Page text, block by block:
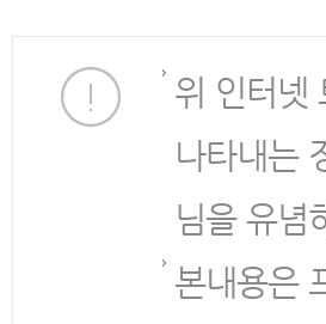
위 인터넷
나타내는
님을 유념
본내용은